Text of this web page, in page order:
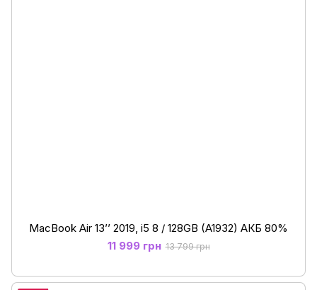
MacBook Air 13’’ 2019, i5 8 / 128GB (A1932) АКБ 80%
11 999 грн 13 799 грн